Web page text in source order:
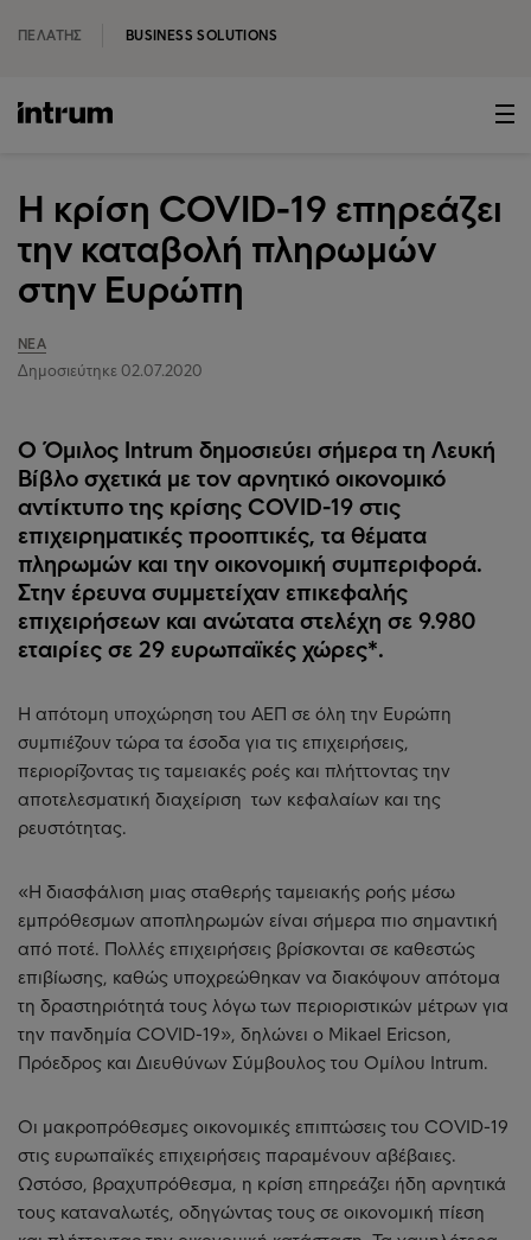
ΠΕΛΆΤΗΣ BUSINESS SOLUTIONS
Η κρίση COVID-19 επηρεάζει
την καταβολή πληρωμών
στην Ευρώπη
ΝΈΑ
Δημοσιεύτηκε 02.07.2020
Ο Όμιλος Intrum δημοσιεύει σήμερα τη Λευκή
Βίβλο σχετικά με τον αρνητικό οικονομικό
αντίκτυπο της κρίσης COVID-19 στις
επιχειρηματικές προοπτικές, τα θέματα
πληρωμών και την οικονομική συμπεριφορά.
Στην έρευνα συμμετείχαν επικεφαλής
επιχειρήσεων και ανώτατα στελέχη σε 9.980
εταιρίες σε 29 ευρωπαϊκές χώρες*.
Η απότομη υποχώρηση του ΑΕΠ σε όλη την Ευρώπη
συμπιέζουν τώρα τα έσοδα για τις επιχειρήσεις,
περιορίζοντας τις ταμειακές ροές και πλήττοντας την
αποτελεσματική διαχείριση των κεφαλαίων και της
ρευστότητας.
«Η διασφάλιση μιας σταθερής ταμειακής ροής μέσω
εμπρόθεσμων αποπληρωμών είναι σήμερα πιο σημαντική
από ποτέ. Πολλές επιχειρήσεις βρίσκονται σε καθεστώς
επιβίωσης, καθώς υποχρεώθηκαν να διακόψουν απότομα
τη δραστηριότητά τους λόγω των περιοριστικών μέτρων για
την πανδημία COVID-19», δηλώνει ο Mikael Ericson,
Πρόεδρος και Διευθύνων Σύμβουλος του Ομίλου Intrum.
Οι μακροπρόθεσμες οικονομικές επιπτώσεις του COVID-19
στις ευρωπαϊκές επιχειρήσεις παραμένουν αβέβαιες.
Ωστόσο, βραχυπρόθεσμα, η κρίση επηρεάζει ήδη αρνητικά
τους καταναλωτές, οδηγώντας τους σε οικονομική πίεση